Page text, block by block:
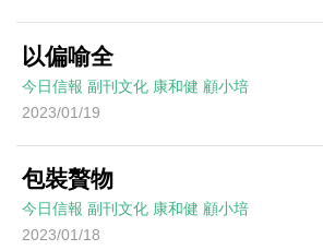
以偏喻全
今日信報 副刊文化 康和健 顧小培
2023/01/19
包裝贅物
今日信報 副刊文化 康和健 顧小培
2023/01/18